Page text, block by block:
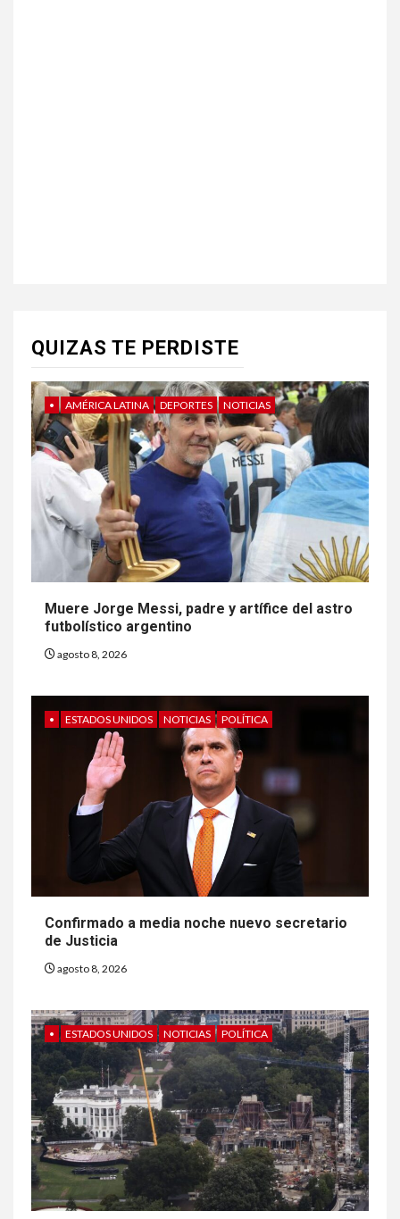
QUIZAS TE PERDISTE
• AMÉRICA LATINA DEPORTES NOTICIAS
Muere Jorge Messi, padre y artífice del astro
futbolístico argentino
agosto 8, 2026
• ESTADOS UNIDOS NOTICIAS POLÍTICA
Confirmado a media noche nuevo secretario
de Justicia
agosto 8, 2026
• ESTADOS UNIDOS NOTICIAS POLÍTICA